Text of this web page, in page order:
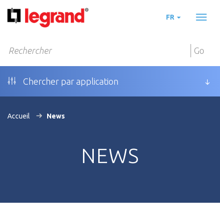
FR
Go
Chercher par application
Accueil News
NEWS